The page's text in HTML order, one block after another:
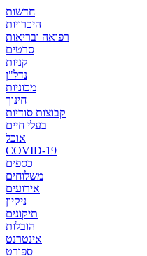
חדשות
היכרויות
רפואה ובריאות
סרטים
קניות
נדל"ן
מכוניות
חינוך
קבוצות סודיות
בעלי חיים
אוכל
COVID-19
כספים
משלוחים
אירועים
ניקיון
תיקונים
הובלות
אינטרנט
ספורט